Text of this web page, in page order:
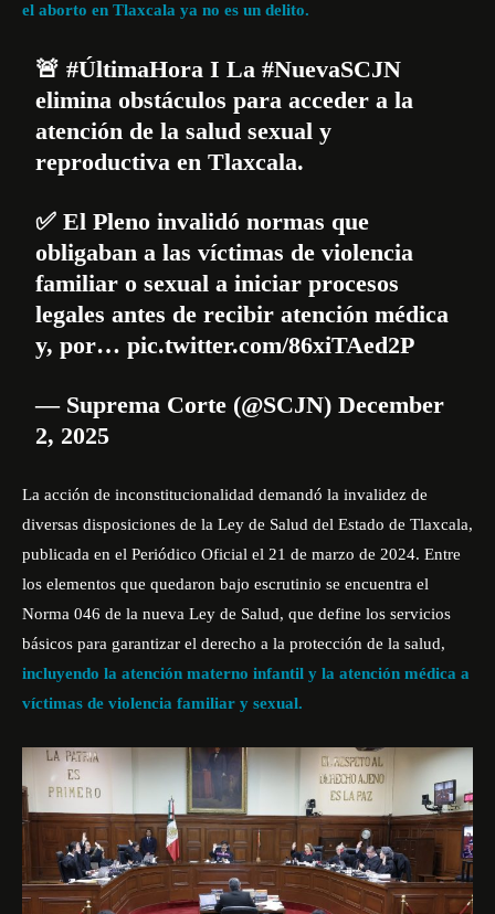
el aborto en Tlaxcala ya no es un delito.
🚨#ÚltimaHora I La#NuevaSCJN
elimina obstáculos para acceder a la
atención de la salud sexual y
reproductiva en Tlaxcala.
✅ El Pleno invalidó normas que
obligaban a las víctimas de violencia
familiar o sexual a iniciar procesos
legales antes de recibir atención médica
y, por…pic.twitter.com/86xiTAed2P
— Suprema Corte (@SCJN)December
2, 2025
La acción de inconstitucionalidad demandó la invalidez de
diversas disposiciones de la Ley de Salud del Estado de Tlaxcala,
publicada en el Periódico Oficial el 21 de marzo de 2024. Entre
los elementos que quedaron bajo escrutinio se encuentra el
Norma 046 de la nueva Ley de Salud, que define los servicios
básicos para garantizar el derecho a la protección de la salud,
incluyendo la atención materno infantil y la atención médica a
víctimas de violencia familiar y sexual.